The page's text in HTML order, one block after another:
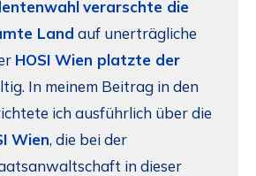
verarschte die
Land auf unerträgliche
HOSI Wien platzte der
In meinem Beitrag in den
ich ausführlich über die
Wien, die bei der
in dieser